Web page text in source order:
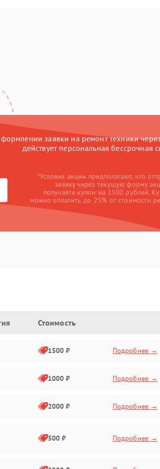
заявки на ремонт техники
действует персональная бессрочная
*Условия акции предполагают, что
заявку через текущую форму
получаете купон на 1500 рублей.
можно оплатить до 25% от стоимости
Стоимость
1500 ₽ Подробнее →
1000 ₽ Подробнее →
2000 ₽ Подробнее →
500 ₽ Подробнее →